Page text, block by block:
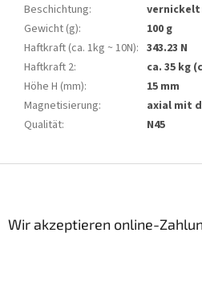
Beschichtung:
vernickelt
Gewicht (g):
100 g
Haftkraft (ca. 1kg ~ 10N): 343.23 N
Haftkraft 2:
ca. 35 kg
Höhe H (mm):
15 mm
Magnetisierung:
axial mit
Qualität: N45
Wir akzeptieren online-